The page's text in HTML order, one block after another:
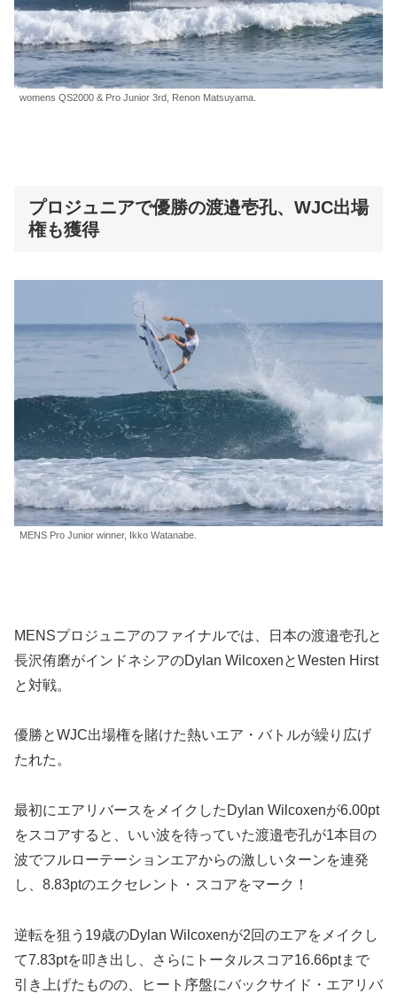
womens QS2000 & Pro Junior 3rd, Renon Matsuyama.
プロジュニアで優勝の渡邉壱孔、WJC出場
権も獲得
MENS Pro Junior winner, Ikko Watanabe.
MENSプロジュニアのファイナルでは、日本の渡邉壱孔と
長沢侑磨がインドネシアのDylan WilcoxenとWesten Hirst
と対戦。
優勝とWJC出場権を賭けた熱いエア・バトルが繰り広げ
たれた。
最初にエアリバースをメイクしたDylan Wilcoxenが6.00pt
をスコアすると、いい波を待っていた渡邉壱孔が1本目の
波でフルローテーションエアからの激しいターンを連発
し、8.83ptのエクセレント・スコアをマーク！
逆転を狙う19歳のDylan Wilcoxenが2回のエアをメイクし
て7.83ptを叩き出し、さらにトータルスコア16.66ptまで
引き上げたものの、ヒート序盤にバックサイド・エアリバ